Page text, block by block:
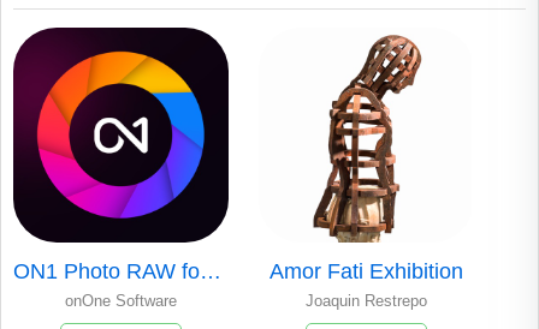
ON1 Photo RAW for Mobile
onOne Software
Amor Fati Exhibition
Joaquin Restrepo